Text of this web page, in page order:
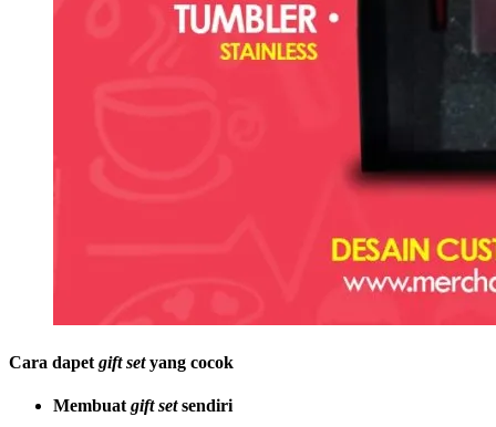
Cara dapet gift setyang cocok
Membuat gift setsendiri